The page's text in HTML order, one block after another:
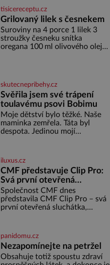
Fascinující stará malebná
městečka či třeba dechberoucí
útesy. Druhý největší italský
ostrov o velikosti přibližně
jedné třetiny České republiky
vás ohromí nejen svými plážemi
luxusem.Zjistěte,
tisicereceptu.cz
Grilovaný lilek s česnekem
Suroviny na 4 porce 1 lilek 3
stroužky česneku snítka
oregana 100 ml olivového oleje
kolečka lilku.
skutecnepribehy.cz
Svěřila jsem své trápení
toulavému psovi Bobimu
Moje dětství bylo těžké. Naše
maminka zemřela. Táta byl
despota. Jedinou mojí
dítě měla peklo. Maminka
zemřela, když jsem byla ještě
malá. Otec hodně pil a často
dokázal propít skoro celou
výplatu. Čtyři roky jsem chodila
do školy u nás na vesnici. Měli
mě tam rádi, protože
iluxus.cz
CMF představuje Clip Pro:
Svá první otevřená
sluchátka
Společnost CMF dnes
představila CMF Clip Pro – svá
první otevřená sluchátka,
stejně přirozeně, jako zní. CMF
Clip Pro jsou navržena pro lid
panidomu.cz
Nezapomínejte na petržel
Obsahuje totiž spoustu zdraví